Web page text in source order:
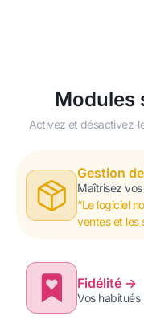
Modules
Activez et désactivez-
Gestion
Maîtrisez
“Le logiciel
ventes et les
Fidélité ->
Vos